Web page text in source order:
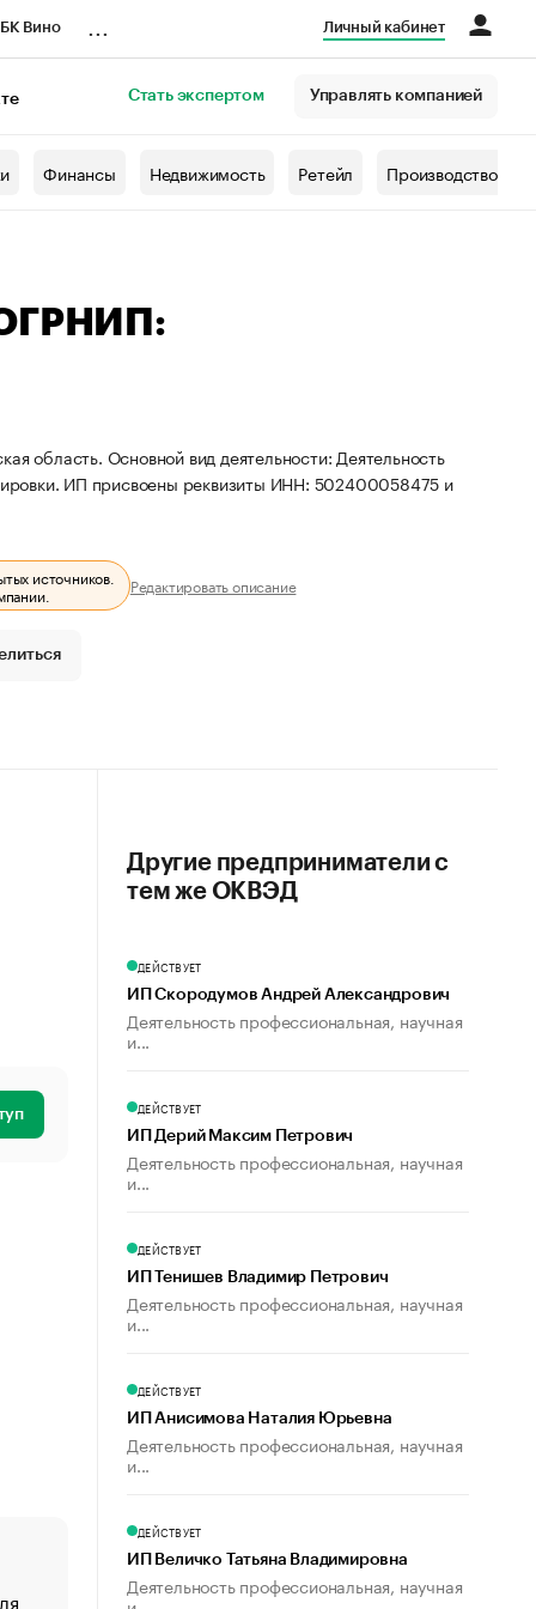
Вино Личный кабинет
Стать экспертом Управлять компанией
Финансы Недвижимость Ретейл Производство
область. Основной вид деятельности: Деятельность
ИП присвоены реквизиты ИНН: 502400058475 и
источников.
Редактировать описание
«От спорта тело стареет иначе». Как живет глава
Другие предприниматели с
тем же ОКВЭД
ДЕЙСТВУЕТ
ИП Скородумов Андрей Александрович
Деятельность профессиональная, научная
и...
ДЕЙСТВУЕТ
ИП Дерий Максим Петрович
Деятельность профессиональная, научная
и...
ДЕЙСТВУЕТ
ИП Тенишев Владимир Петрович
Деятельность профессиональная, научная
и...
ДЕЙСТВУЕТ
ИП Анисимова Наталия Юрьевна
Деятельность профессиональная, научная
и...
ДЕЙСТВУЕТ
ИП Величко Татьяна Владимировна
Деятельность профессиональная, научная